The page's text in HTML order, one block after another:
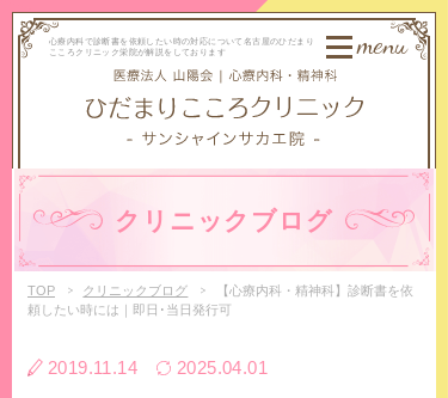
心療内科で診断書を依頼したい時の対応について名古屋のひだまり
こころクリニック栄院が解説をしております
menu
クリニックブログ
TOP クリニックブログ
【心療内科・精神科】診断書を依
頼したい時には｜即日･当日発行可
2019.11.14 2025.04.01